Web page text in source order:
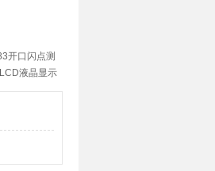
开口闪点测
液晶显示
控制，自动
泛用于电